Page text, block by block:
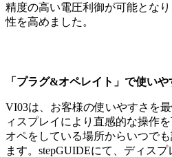
精度の高い電圧利御が可能とな
性を高めました。
「プラグ&オペレイト」で使い
VI03は、お客様の使いやすさを
ィスプレイにより直感的な操作
オペをしている場所からいつで
ます。stepGUIDEにて、ディス